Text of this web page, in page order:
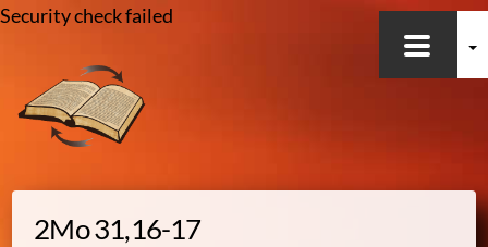
Security check failed
content
2Mo 31,16-17
Heiliges Wort & heilender Klang